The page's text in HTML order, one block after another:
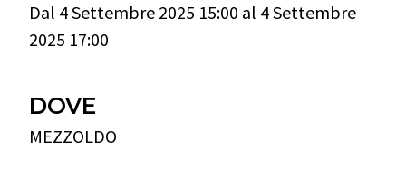
Dal 4 Settembre 2025 15:00 al 4 Settembre
2025 17:00
DOVE
MEZZOLDO